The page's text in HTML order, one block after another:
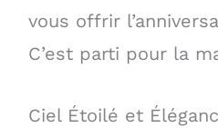
vous offrir
C’est parti pour la
Ciel Étoilé et